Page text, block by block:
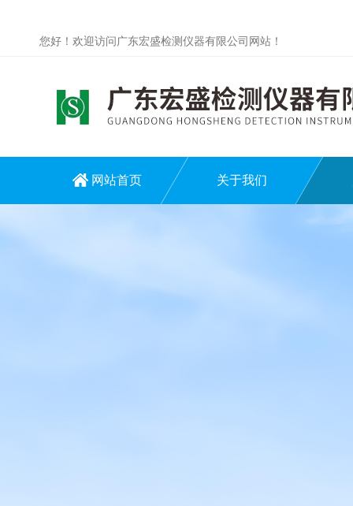
您好！欢迎访问广东宏盛检测仪器有限公司网站！
网站首页 关于我们